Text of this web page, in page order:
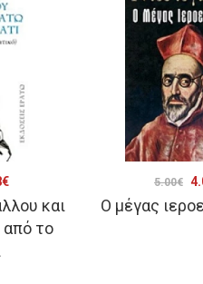
και
το
€Η
τρέχουσα
τιμή
Ο μέγας
5.00€